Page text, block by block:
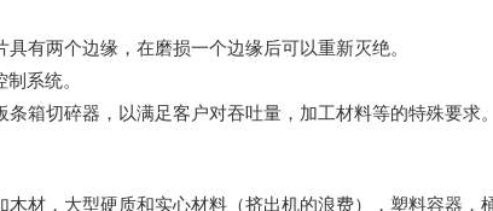
有两个边缘，在磨损一个边缘后可以重新灭绝。
系统。
箱切碎器，以满足客户对吞吐量，加工材料等的特殊要求。
材，大型硬质和实心材料（挤出机的浪费），塑料容器，